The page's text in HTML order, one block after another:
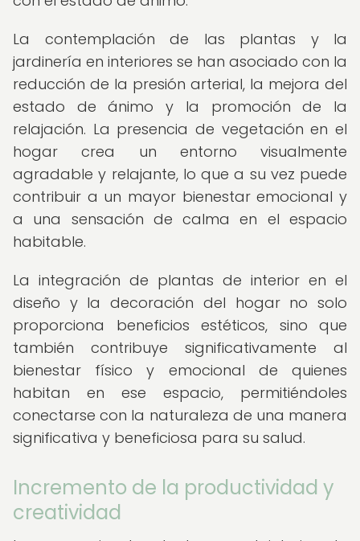
La contemplación de las plantas y la
jardinería en interiores se han asociado con la
reducción de la presión arterial, la mejora del
estado de ánimo y la promoción de la
relajación. La presencia de vegetación en el
hogar crea un entorno visualmente
agradable y relajante, lo que a su vez puede
contribuir a un mayor bienestar emocional y
a una sensación de calma en el espacio
habitable.
La integración de plantas de interior en el
diseño y la decoración del hogar no solo
proporciona beneficios estéticos, sino que
también contribuye significativamente al
bienestar físico y emocional de quienes
habitan en ese espacio, permitiéndoles
conectarse con la naturaleza de una manera
significativa y beneficiosa para su salud.
Incremento de la productividad y
creatividad